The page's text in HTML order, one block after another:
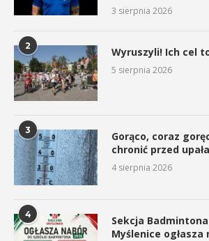
3 sierpnia 2026
2 Wyruszyli! Ich cel
5 sierpnia 2026
3
Gorąco, coraz
chronić przed
4 sierpnia 2026
4
Sekcja
Myślenice ogłasza